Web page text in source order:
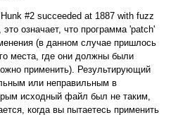
#2 succeeded at 1887 with fuzz
означает, что программа 'patch'
(в данном случае пришлось
места, где они должны были
применить). Результирующий
или неправильным в
исходный файл был не таким,
когда вы пытаетесь применить